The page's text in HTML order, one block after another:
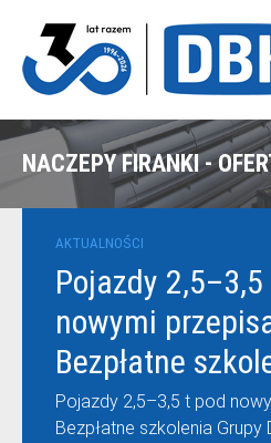
NACZEPY FIRANKI -
AKTUALNOŚCI
Pojazdy
nowymi
Bezpłatne
DBK dla
Pojazdy 2,5–3,5 t pod
Bezpłatne szkolenia Grupy